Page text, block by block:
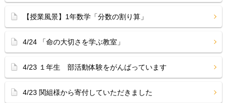
【授業風景】1年数学「分数の割り算」
4/24 「命の大切さを学ぶ教室」
4/23 １年生 部活動体験をがんばっています
4/23 関組様から寄付していただきました